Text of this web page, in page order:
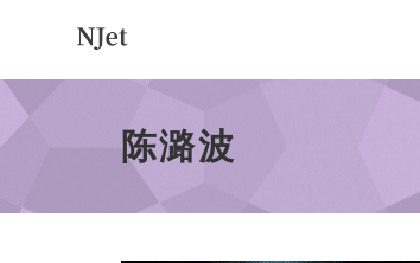
潞
波
homepage
陈潞波